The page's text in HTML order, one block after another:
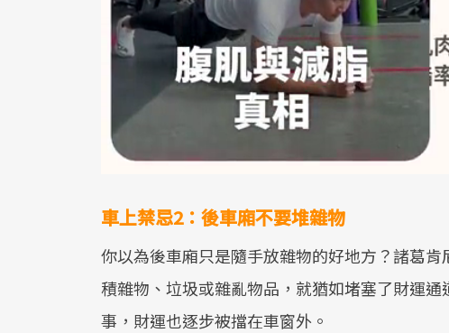
車上禁忌2：後車廂不要堆雜物
你以為後車廂只是隨手放雜物的好地方？諸葛
積雜物、垃圾或雜亂物品，就猶如堵塞了財運
事，財運也逐步被擋在車窗外。